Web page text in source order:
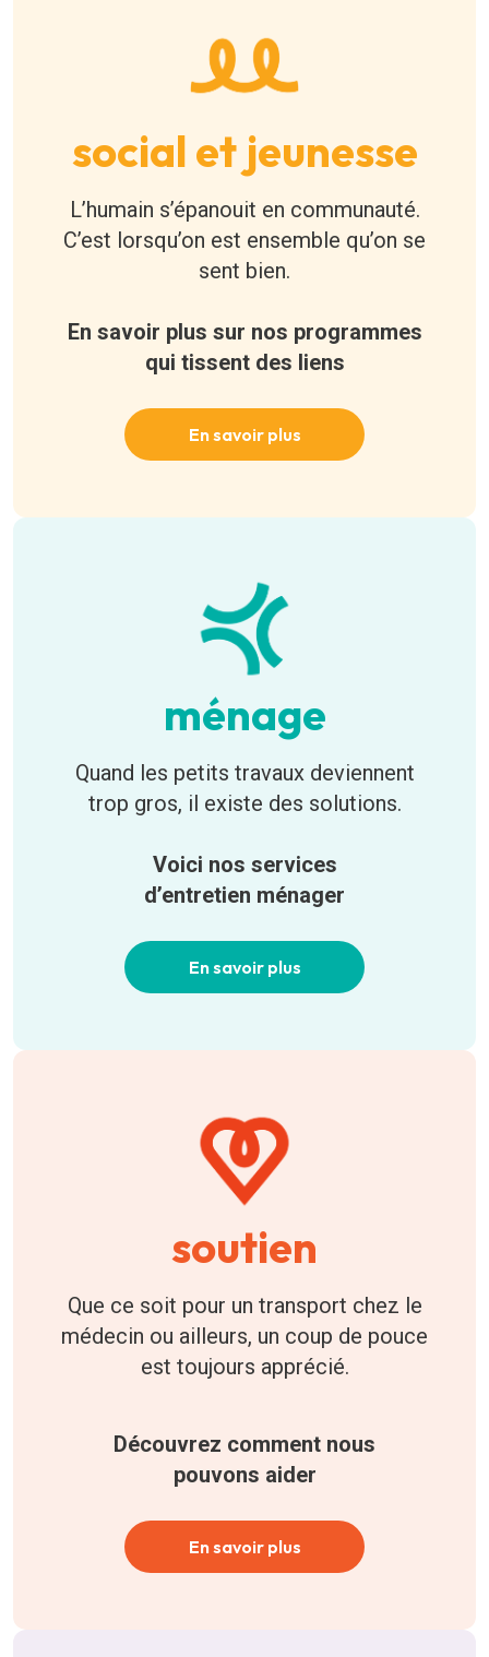
social et jeunesse
L’humain s’épanouit en communauté.
C’est lorsqu’on est ensemble qu’on se
sent bien.
En savoir plus sur nos programmes
qui tissent des liens
En savoir plus
ménage
Quand les petits travaux deviennent
trop gros, il existe des solutions.
Voici nos services
d’entretien ménager
En savoir plus
soutien
Que ce soit pour un transport chez le
médecin ou ailleurs, un coup de pouce
est toujours apprécié.
Découvrez comment nous
pouvons aider
En savoir plus